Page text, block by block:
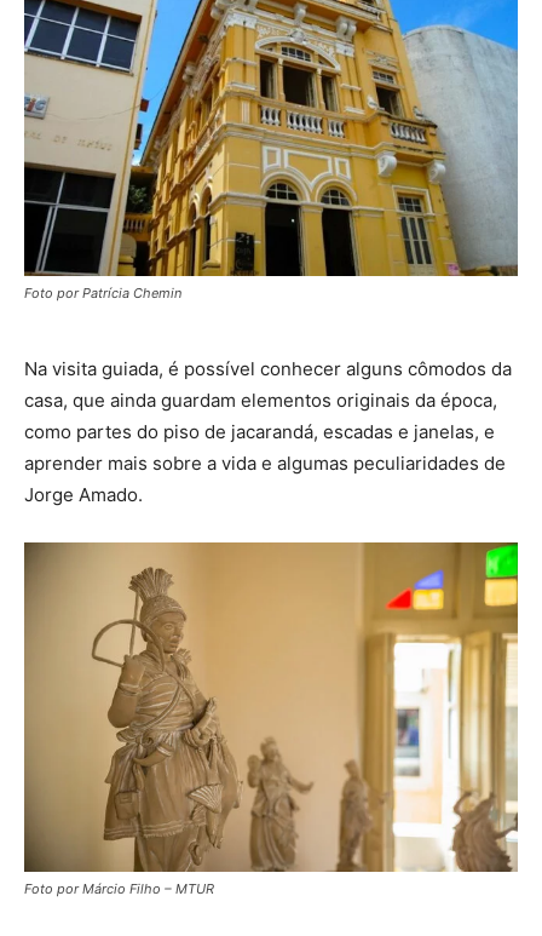
Foto por Patrícia Chemin
Na visita guiada, é possível conhecer alguns cômodos da
casa, que ainda guardam elementos originais da época,
como partes do piso de jacarandá, escadas e janelas, e
aprender mais sobre a vida e algumas peculiaridades de
Jorge Amado.
Foto por Márcio Filho – MTUR